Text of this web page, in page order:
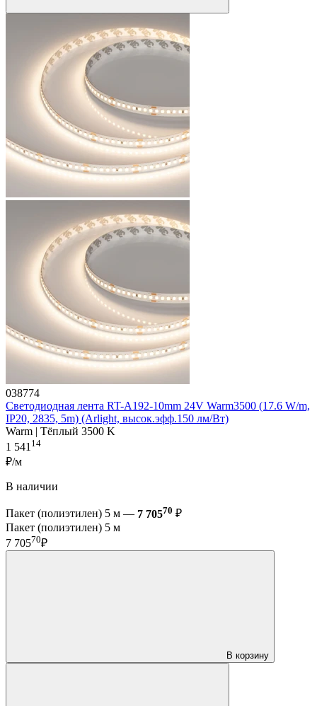
038774
Светодиодная лента RT-A192-10mm 24V Warm3500 (17.6 W/m,
IP20, 2835, 5m) (Arlight, высок.эфф.150 лм/Вт)
Warm | Тёплый 3500 K
1 54114
₽/м
В наличии
Пакет (полиэтилен) 5 м — 7 70570 ₽
Пакет (полиэтилен) 5 м
7 70570₽
В корзину